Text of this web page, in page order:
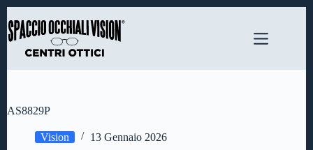
al
contenuto
AS8829P
Vision 13 Gennaio 2026